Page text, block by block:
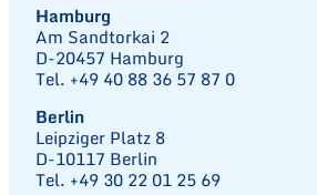
Hamburg
Am Sandtorkai 2
D-20457 Hamburg
Tel. +49 40 88 36 57 87 0
Berlin
Leipziger Platz 8
D-10117 Berlin
Tel. +49 30 22 01 25 69